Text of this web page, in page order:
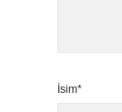
İsim*